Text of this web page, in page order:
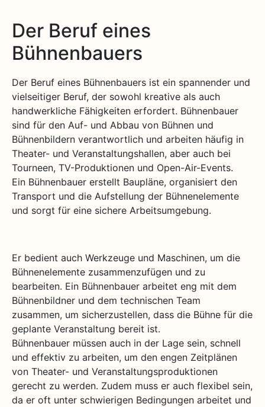
Der Beruf eines
Bühnenbauers
Der Beruf eines Bühnenbauers ist ein spannender und
vielseitiger Beruf, der sowohl kreative als auch
handwerkliche Fähigkeiten erfordert. Bühnenbauer
sind für den Auf- und Abbau von Bühnen und
Bühnenbildern verantwortlich und arbeiten häufig in
Theater- und Veranstaltungshallen, aber auch bei
Tourneen, TV-Produktionen und Open-Air-Events.
Ein Bühnenbauer erstellt Baupläne, organisiert den
Transport und die Aufstellung der Bühnenelemente
und sorgt für eine sichere Arbeitsumgebung.
Er bedient auch Werkzeuge und Maschinen, um die
Bühnenelemente zusammenzufügen und zu
bearbeiten. Ein Bühnenbauer arbeitet eng mit dem
Bühnenbildner und dem technischen Team
zusammen, um sicherzustellen, dass die Bühne für die
geplante Veranstaltung bereit ist.
Bühnenbauer müssen auch in der Lage sein, schnell
und effektiv zu arbeiten, um den engen Zeitplänen
von Theater- und Veranstaltungsproduktionen
gerecht zu werden. Zudem muss er auch flexibel sein,
da er oft unter schwierigen Bedingungen arbeitet und